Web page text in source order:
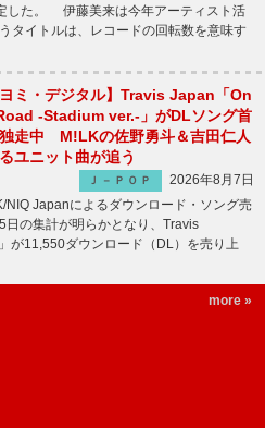
した。 伊藤美来は今年アーティスト活
タイトルは、レコードの回転数を意味す
ヨミ・デジタル】Travis Japan「On
-Stadium ver.-」がDLソング首
走中 M!LKの佐野勇斗＆吉田仁人
ユニット曲が追う
Ｊ－ＰＯＰ
2026年8月7日
NIQ Japanによるダウンロード・ソング売
の集計が明らかとなり、Travis
が11,550ダウンロード（DL）を売り上
more »